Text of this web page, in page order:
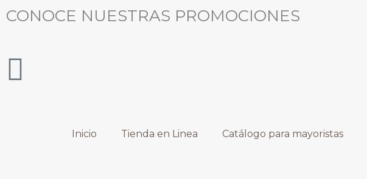
alCONOCE NUESTRAS PROMOCIONES
Inicio Tienda en Linea Catálogo para mayoristas